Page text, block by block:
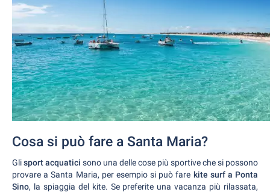
Cosa si può fare a Santa Maria?
Glisport acquatici sono una delle cose più sportive che si possono
provare a Santa Maria, per esempio si può fare kite surf a Ponta
Sino, la spiaggia del kite. Se preferite una vacanza più rilassata,